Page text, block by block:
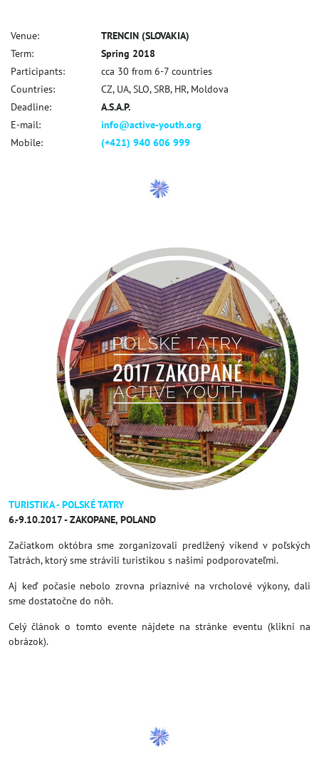
Venue:
TRENCIN (SLOVAKIA)
Term:
Spring 2018
Participants:
cca 30 from 6-7 countries
Countries:
CZ, UA, SLO, SRB, HR, Moldova
Deadline:
A.S.A.P.
E-mail:
info@active-youth.org
Mobile:
(+421) 940 606 999
TURISTIKA - POLSKÉ TATRY
6.-9.10.2017 - ZAKOPANE, POLAND
Začiatkom októbra sme zorganizovali predlžený víkend v poľských
Tatrách, ktorý sme strávili turistikou s našimi podporovateľmi.
Aj keď počasie nebolo zrovna priaznivé na vrcholové výkony, dali
sme dostatočne do nôh.
Celý článok o tomto evente nájdete na stránke eventu (klikni na
obrázok).